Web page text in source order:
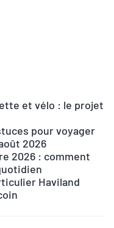
et vélo : le projet
pour voyager
2026
2026 : comment
Haviland